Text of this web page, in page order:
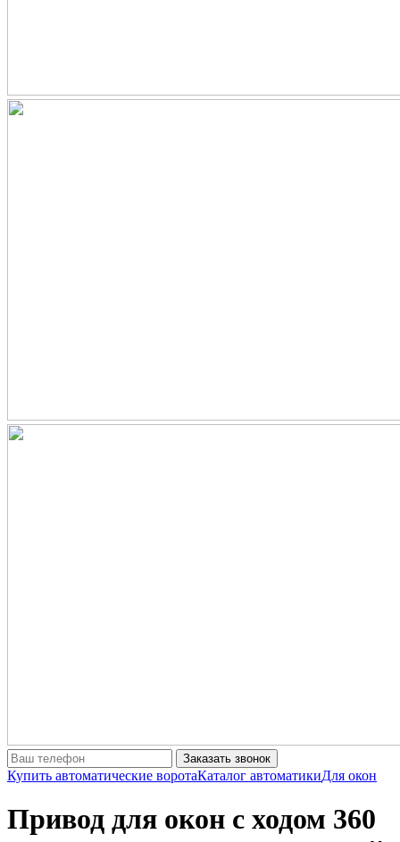
Заказать звонок
Купить автоматические воротаКаталог автоматикиДля окон
Привод для окон с ходом 360